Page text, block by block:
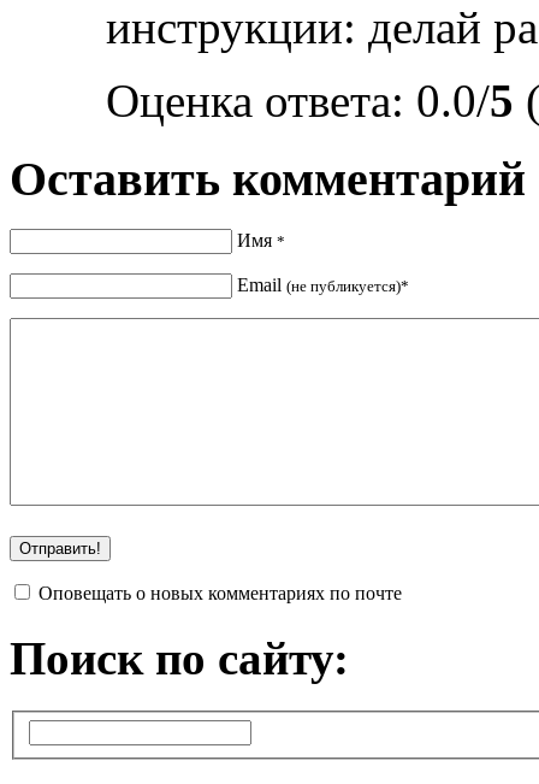
инструкции: делай
Оценка ответа: 0.0/5
Оставить комментарий
Имя *
Email (не публикуется)*
Оповещать о новых комментариях по почте
Поиск по сайту: